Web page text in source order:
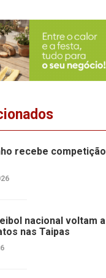
recebe
nacional voltam a
nas Taipas